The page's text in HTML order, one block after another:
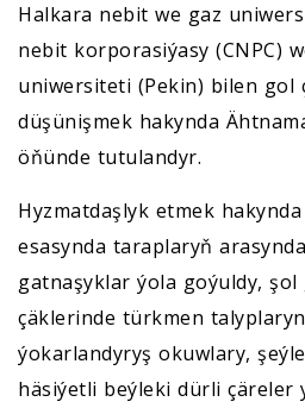
Halkara nebit we gaz
nebit korporasiýasy (CNPC)
uniwersiteti (Pekin) bilen gol
düşünişmek hakynda
öňünde tutulandyr.
Hyzmatdaşlyk etmek
esasynda taraplaryň
gatnaşyklar ýola goýuldy, şol
çäklerinde türkmen
ýokarlandyryş okuwlary,
häsiýetli beýleki dürli çäreler